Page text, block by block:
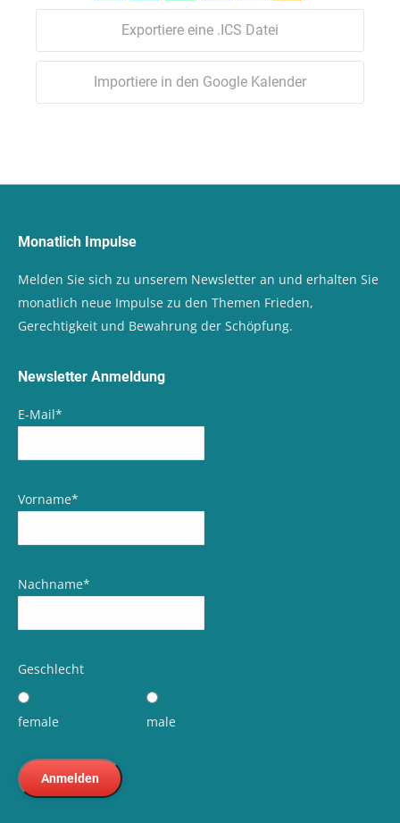
Exportiere eine .ICS Datei
Importiere in den Google Kalender
Monatlich Impulse
Melden Sie sich zu unserem Newsletter an und erhalten Sie
monatlich neue Impulse zu den Themen Frieden,
Gerechtigkeit und Bewahrung der Schöpfung.
Newsletter Anmeldung
E-Mail*
Vorname*
Nachname*
Geschlecht
female male